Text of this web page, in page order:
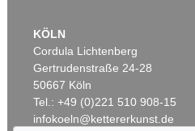
KÖLN
Cordula Lichtenberg
Gertrudenstraße 24-28
50667 Köln
Tel.: +49 (0)221 510 908-15
infokoeln@kettererkunst.de